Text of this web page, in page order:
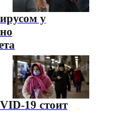
у
19 стоит